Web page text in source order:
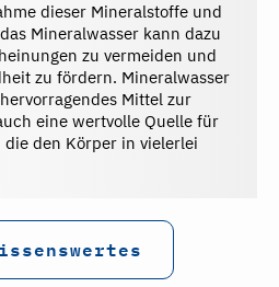
dieser Mineralstoffe und
Mineralwasser kann dazu
zu vermeiden und
zu fördern. Mineralwasser
Mittel zur
eine wertvolle Quelle für
den Körper in vielerlei